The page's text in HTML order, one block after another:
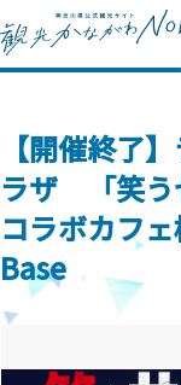
【開催終了
ラザ 「笑う
コラボカフ
Base